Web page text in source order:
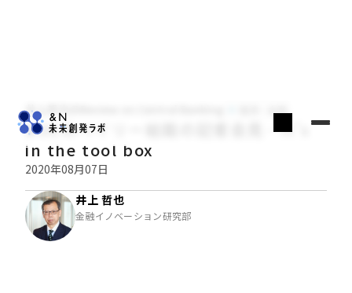
井上哲也のReview on Central Banking
BOEのベイリー総裁の記者会見―It’s
in the tool box
2020年08月07日
井上 哲也
金融イノベーション研究部